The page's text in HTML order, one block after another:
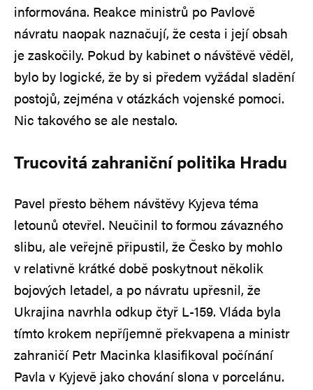
informována. Reakce ministrů po Pavlově
návratu naopak naznačují, že cesta i její obsah
je zaskočily. Pokud by kabinet o návštěvě věděl,
bylo by logické, že by si předem vyžádal sladění
postojů, zejména v otázkách vojenské pomoci.
Nic takového se ale nestalo.
Trucovitá zahraniční politika Hradu
Pavel přesto během návštěvy Kyjeva téma
letounů otevřel. Neučinil to formou závazného
slibu, ale veřejně připustil, že Česko by mohlo
v relativně krátké době poskytnout několik
bojových letadel, a po návratu upřesnil, že
Ukrajina navrhla odkup čtyř L‑159. Vláda byla
tímto krokem nepříjemně překvapena a ministr
zahraničí Petr Macinka klasifikoval počínání
Pavla v Kyjevě jako chování slona v porcelánu.